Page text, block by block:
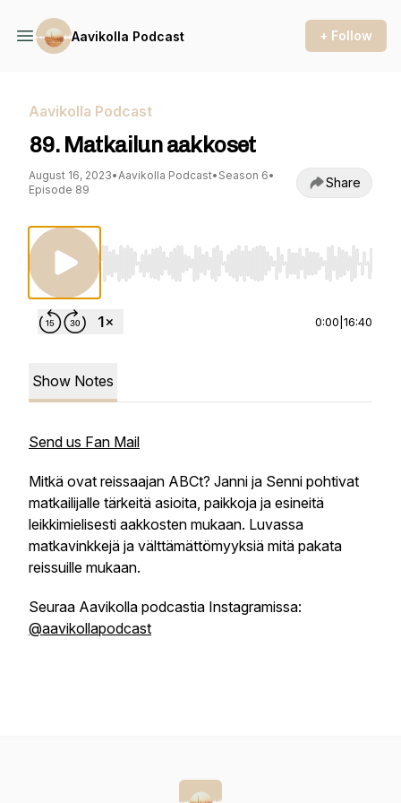
Aavikolla Podcast + Follow
Aavikolla Podcast
89. Matkailun aakkoset
August 16, 2023•Aavikolla Podcast• Season 6•
Episode 89
Share
Use Left/Right to seek, Home/End to jump
0:00 16:40
Show Notes
Send us Fan Mail
Mitkä ovat reissaajan ABCt? Janni ja Senni pohtivat
matkailijalle tärkeitä asioita, paikkoja ja esineitä
leikkimielisesti aakkosten mukaan. Luvassa
matkavinkkejä ja välttämättömyyksiä mitä pakata
reissuille mukaan.
Seuraa Aavikolla podcastia Instagramissa:
@aavikollapodcast